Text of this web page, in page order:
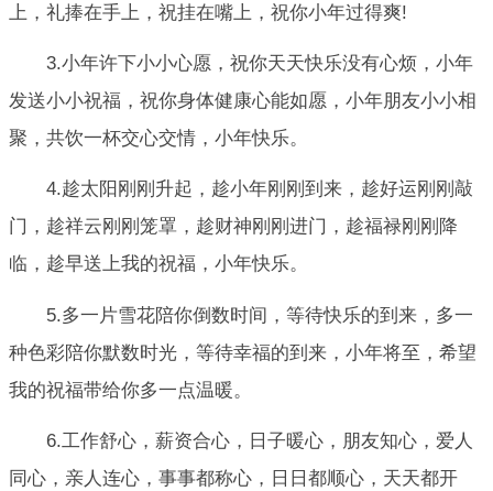
上，礼捧在手上，祝挂在嘴上，祝你小年过得爽!
3.小年许下小小心愿，祝你天天快乐没有心烦，小年
发送小小祝福，祝你身体健康心能如愿，小年朋友小小相
聚，共饮一杯交心交情，小年快乐。
4.趁太阳刚刚升起，趁小年刚刚到来，趁好运刚刚敲
门，趁祥云刚刚笼罩，趁财神刚刚进门，趁福禄刚刚降
临，趁早送上我的祝福，小年快乐。
5.多一片雪花陪你倒数时间，等待快乐的到来，多一
种色彩陪你默数时光，等待幸福的到来，小年将至，希望
我的祝福带给你多一点温暖。
6.工作舒心，薪资合心，日子暖心，朋友知心，爱人
同心，亲人连心，事事都称心，日日都顺心，天天都开